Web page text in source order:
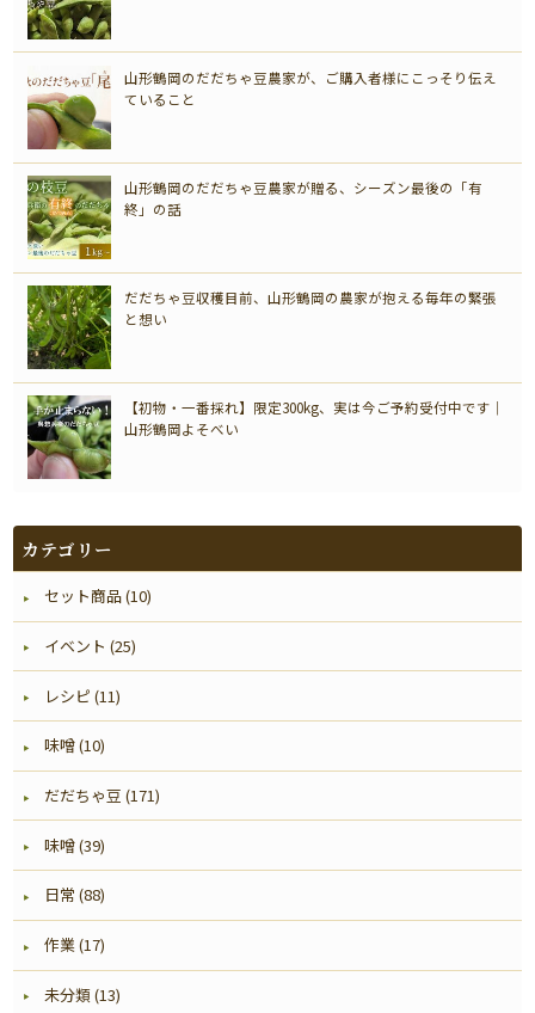
山形鶴岡のだだちゃ豆農家が、ご購入者様にこっそり伝え
ていること
山形鶴岡のだだちゃ豆農家が贈る、シーズン最後の「有
終」の話
だだちゃ豆収穫目前、山形鶴岡の農家が抱える毎年の緊張
と想い
【初物・一番採れ】限定300kg、実は今ご予約受付中です｜
山形鶴岡よそべい
カテゴリー
セット商品 (10)
イベント (25)
レシピ (11)
味噌 (10)
だだちゃ豆 (171)
味噌 (39)
日常 (88)
作業 (17)
未分類 (13)